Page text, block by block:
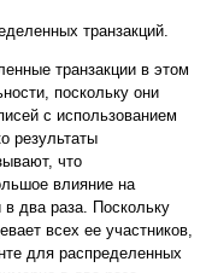
транзакций.
транзакции в этом
поскольку они
с использованием
результаты
что
влияние на
два раза. Поскольку
всех ее участников,
для распределенных